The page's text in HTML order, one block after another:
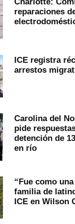
reparaciones
ICE registra
arrestos
Carolina del
pide
detención de
en río
“Fue como
familia de
ICE en Wilson